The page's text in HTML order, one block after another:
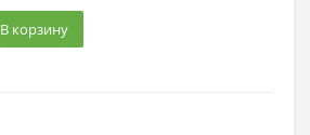
В корзину